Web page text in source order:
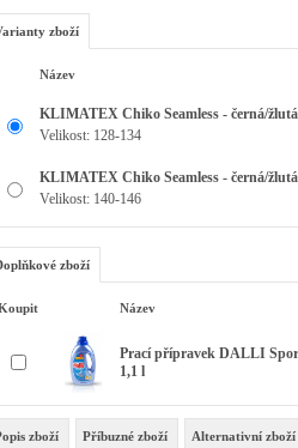
zboží
Název
KLIMATEX Chiko Seamless - černá/žlutá
Velikost: 128-134
KLIMATEX Chiko Seamless - černá/žlutá
Velikost: 140-146
zboží
Název
Prací přípravek DALLI
1,1 l
zboží Příbuzné zboží Alternativní zboží